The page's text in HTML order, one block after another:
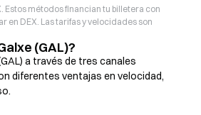
Estos métodos financian tu billetera con
en DEX. Las tarifas y velocidades son
(GAL)?
a través de tres canales
diferentes ventajas en velocidad,